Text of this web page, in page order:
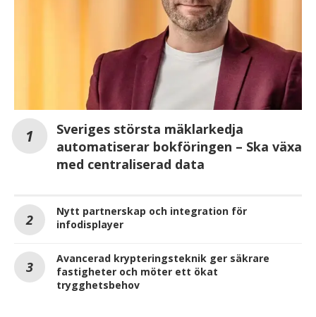
Sveriges största mäklarkedja
automatiserar bokföringen – Ska växa
med centraliserad data
Nytt partnerskap och integration för
infodisplayer
Avancerad krypteringsteknik ger säkrare
fastigheter och möter ett ökat
trygghetsbehov